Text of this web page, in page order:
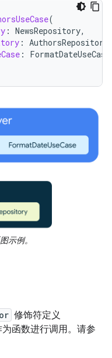
(
: NewsRepository,
: AuthorsRepository
:
FormatDateUseCase
示例。
修饰符定义
函数进行调用。请参